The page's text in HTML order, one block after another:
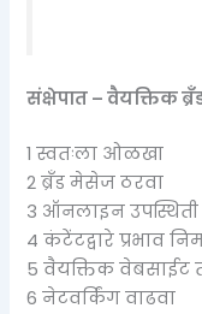
संक्षेपात – वैयक्तिक
1️ स्वतःला ओळखा
2️ ब्रँड मेसेज ठरवा
3️ ऑनलाइन
4️ कंटेंटद्वारे प्रभाव
5️ वैयक्तिक वेबसाईट
6️ नेटवर्किंग वाढवा